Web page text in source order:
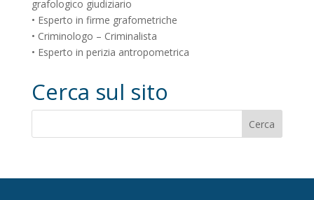
grafologico giudiziario
• Esperto in firme grafometriche
• Criminologo – Criminalista
• Esperto in perizia antropometrica
Cerca sul sito